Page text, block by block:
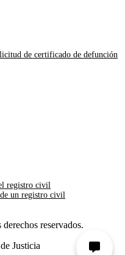
de certificado de defunción
registro civil
un registro civil
reservados.
Justicia